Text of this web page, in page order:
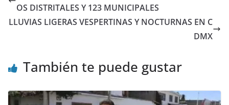
OS DISTRITALES Y 123 MUNICIPALES
LLUVIAS LIGERAS VESPERTINAS Y NOCTURNAS EN C
DMX
También te puede gustar